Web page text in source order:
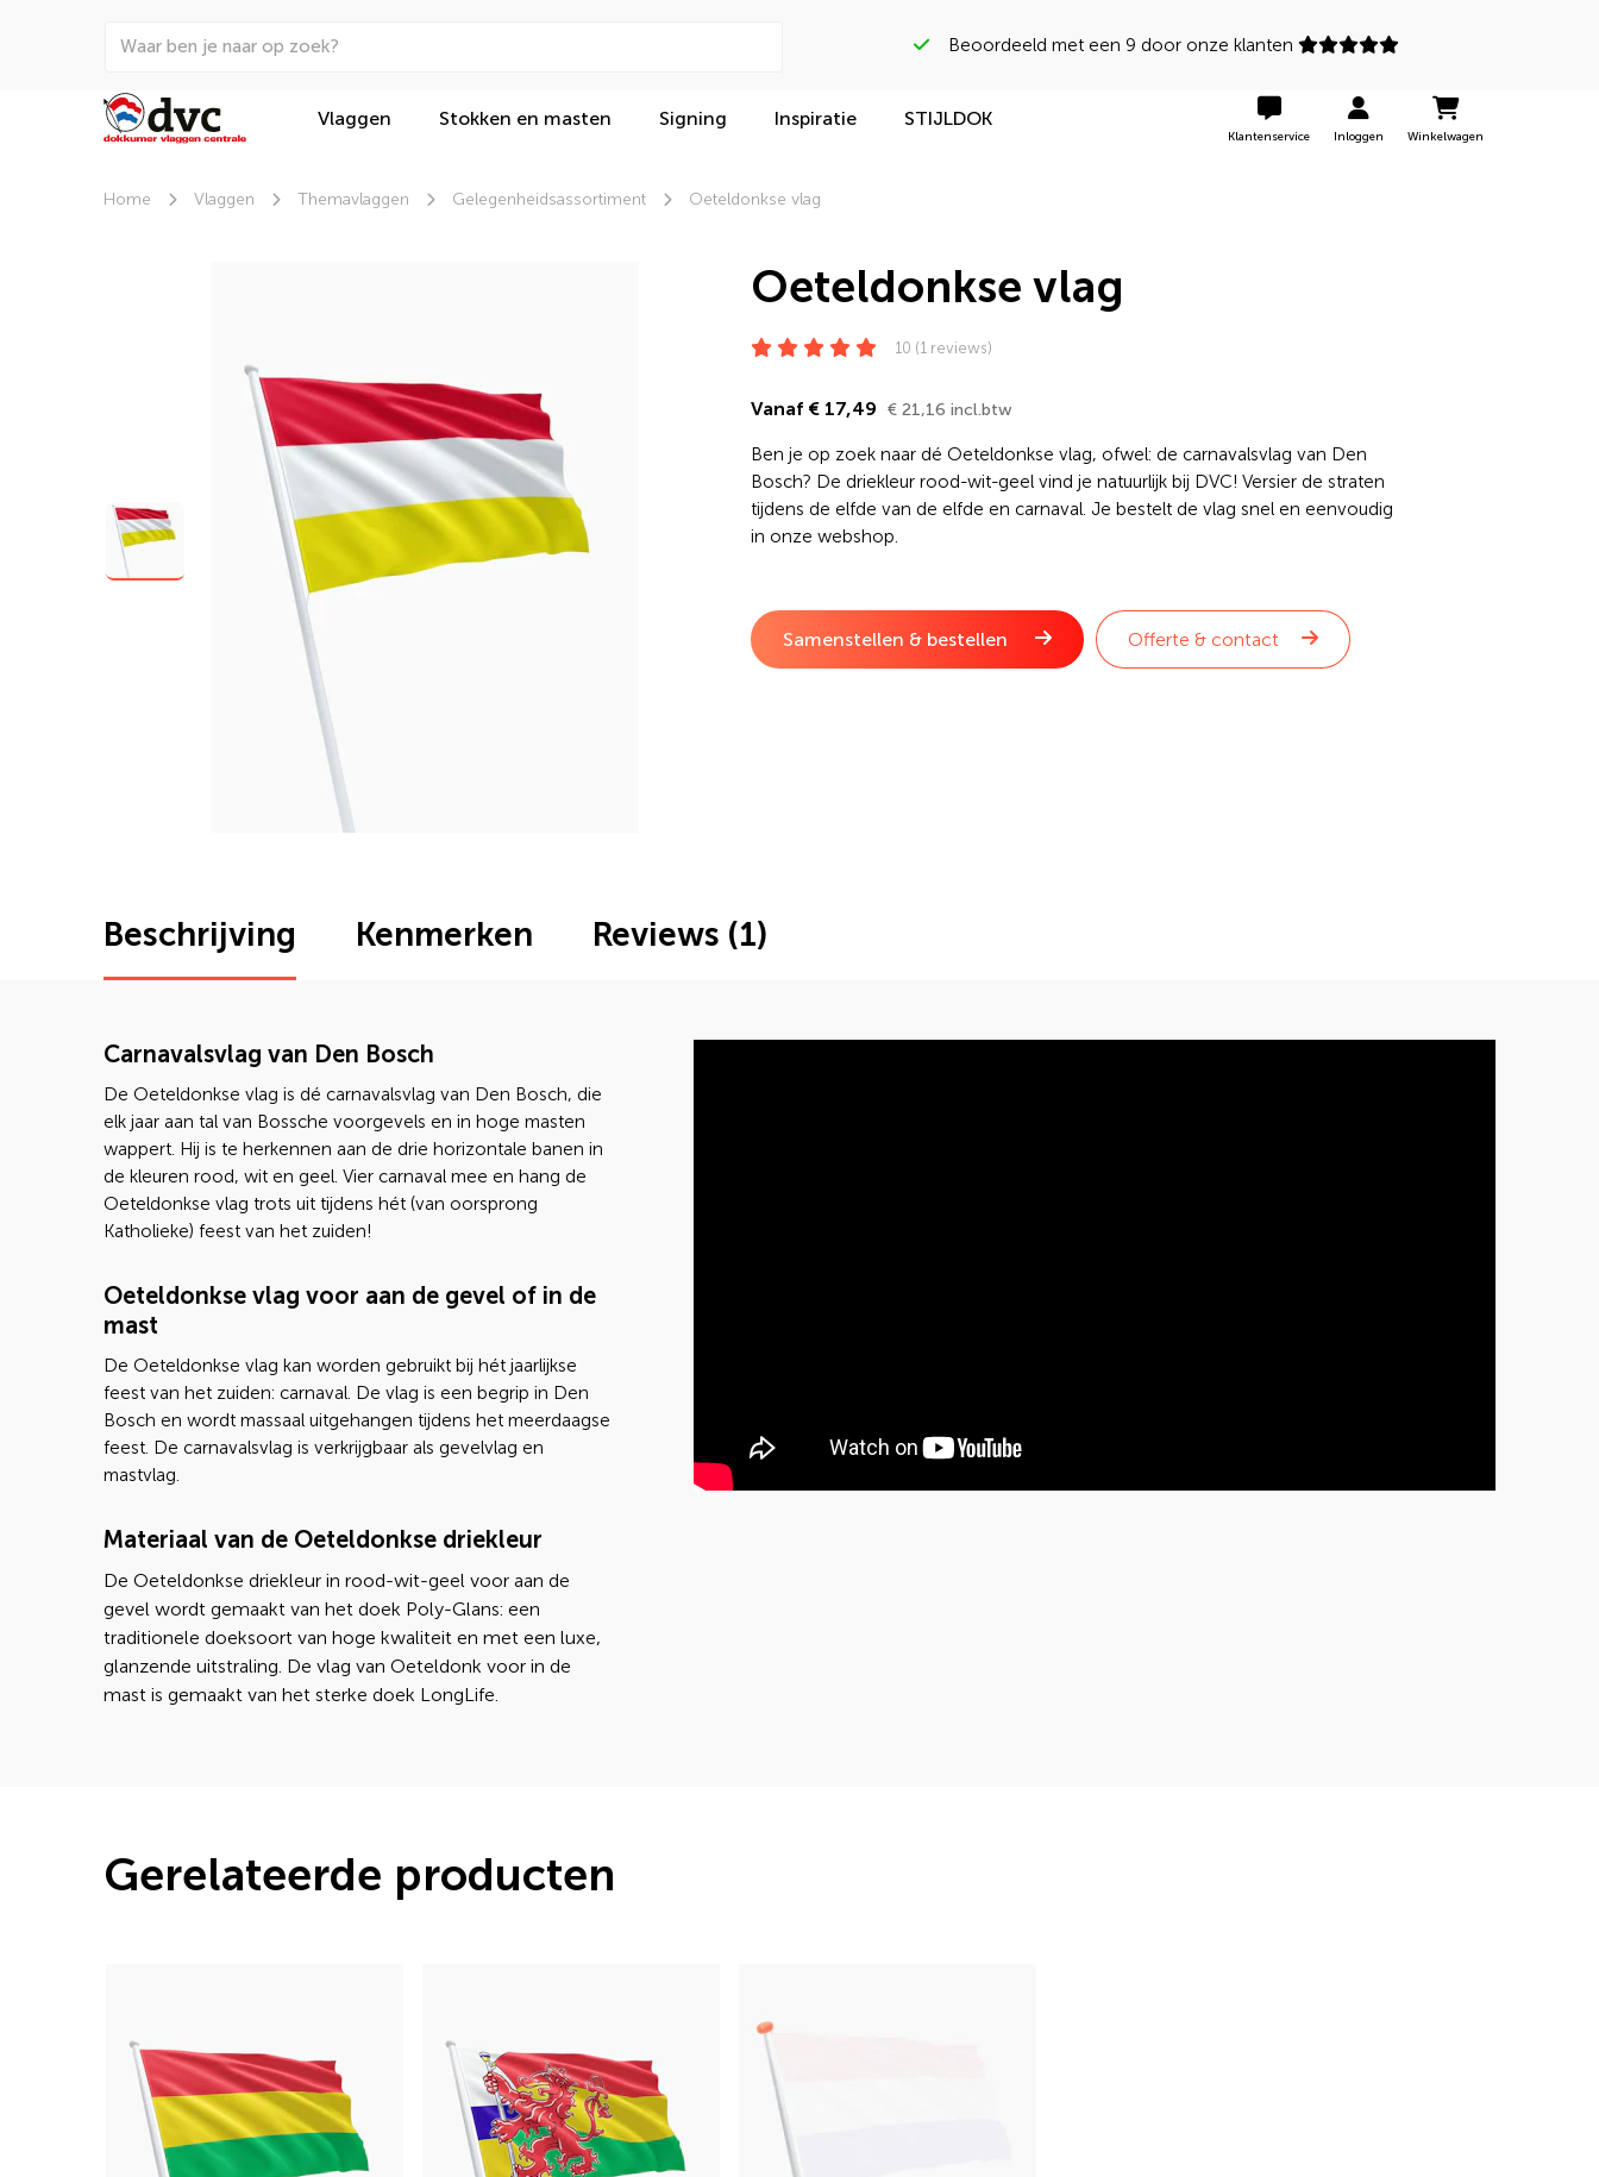
Beoordeeld met een 9 door onze klanten
Vlaggen Stokken en masten Signing Inspiratie STIJLDOK
Klantenservice Inloggen Winkelwagen
Home Vlaggen Themavlaggen Gelegenheidsassortiment Oeteldonkse vlag
Oeteldonkse vlag
10 (1 reviews)
Vanaf € 17,49 € 21,16 incl.btw
Ben je op zoek naar dé Oeteldonkse vlag, ofwel: de carnavalsvlag van Den
Bosch? De driekleur rood-wit-geel vind je natuurlijk bij DVC! Versier de straten
tijdens de elfde van de elfde en carnaval. Je bestelt de vlag snel en eenvoudig
in onze webshop.
Samenstellen & bestellen Offerte & contact
Beschrijving
Carnavalsvlag van Den Bosch
De Oeteldonkse vlag is dé carnavalsvlag van Den Bosch, die
elk jaar aan tal van Bossche voorgevels en in hoge masten
wappert. Hij is te herkennen aan de drie horizontale banen in
de kleuren rood, wit en geel. Vier carnaval mee en hang de
Oeteldonkse vlag trots uit tijdens hét (van oorsprong
Katholieke) feest van het zuiden!
Oeteldonkse vlag voor aan de gevel of in de
mast
De Oeteldonkse vlag kan worden gebruikt bij hét jaarlijkse
feest van het zuiden: carnaval. De vlag is een begrip in Den
Bosch en wordt massaal uitgehangen tijdens het meerdaagse
feest. De carnavalsvlag is verkrijgbaar als gevelvlag en
mastvlag.
Materiaal van de Oeteldonkse driekleur
De Oeteldonkse driekleur in rood-wit-geel voor aan de
gevel wordt gemaakt van het doek Poly-Glans: een
traditionele doeksoort van hoge kwaliteit en met een luxe,
glanzende uitstraling. De vlag van Oeteldonk voor in de
mast is gemaakt van het sterke doek LongLife.
Kenmerken Reviews (1)
Gerelateerde producten